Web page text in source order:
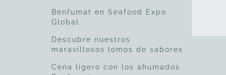
Benfumat en Seafood Expo
Global
Descubre nuestros
maravillosos lomos de sabores
Cena ligero con los ahumados